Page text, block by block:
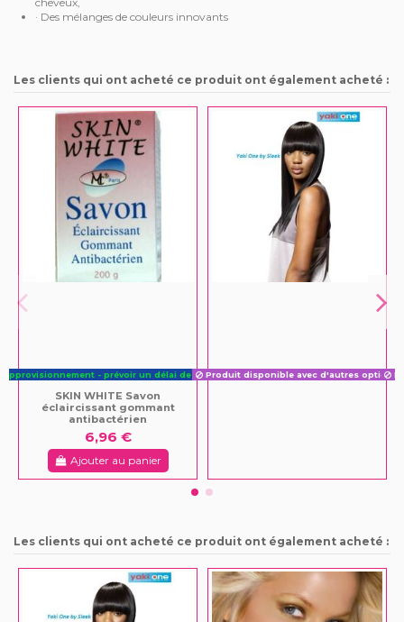
· Des mélanges de couleurs innovants
Les clients qui ont acheté ce produit ont également acheté :
- prévoir un délai de 3 à 5 jours.
SKIN WHITE Savon
éclaircissant gommant
antibactérien
6,96 €
Ajouter au panier
Produit disponible avec d'autres options
Les clients qui ont acheté ce produit ont également acheté :